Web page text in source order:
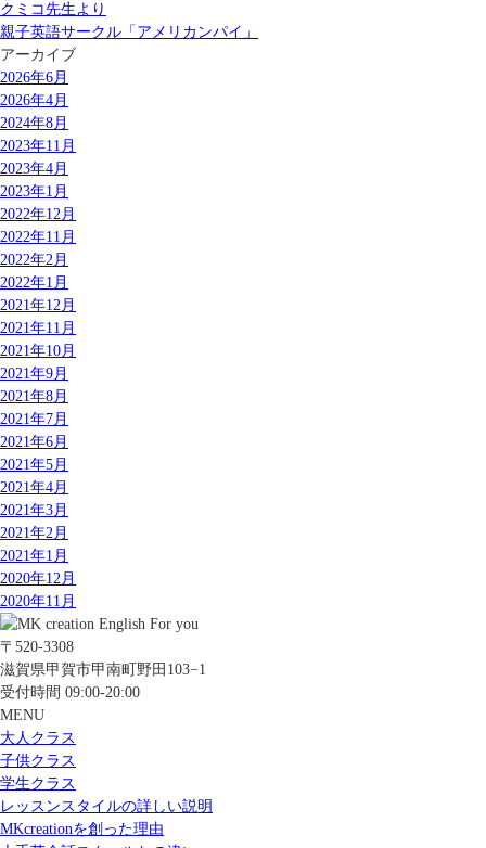
クミコ先生より
親子英語サークル「アメリカンパイ」
アーカイブ
2026年6月
2026年4月
2024年8月
2023年11月
2023年4月
2023年1月
2022年12月
2022年11月
2022年2月
2022年1月
2021年12月
2021年11月
2021年10月
2021年9月
2021年8月
2021年7月
2021年6月
2021年5月
2021年4月
2021年3月
2021年2月
2021年1月
2020年12月
2020年11月
〒520-3308
滋賀県甲賀市甲南町野田103−1
受付時間 09:00-20:00
MENU
大人クラス
子供クラス
学生クラス
レッスンスタイルの詳しい説明
MKcreationを創った理由